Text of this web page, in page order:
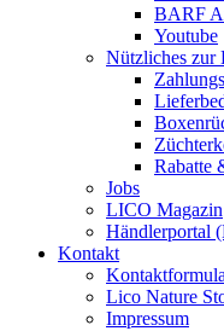
BARF
Youtube
Nützliches zur
Rabatte
Jobs
LICO Magazin
Händlerportal
Kontakt
Lico Nature
Impressum